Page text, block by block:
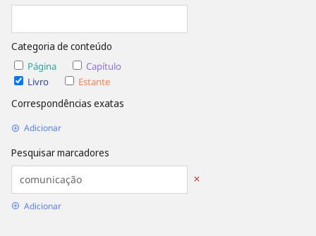
Categoria de conteúdo
Página
Capítulo
Livro
Estante
Correspondências exatas
Adicionar
Pesquisar marcadores
Adicionar